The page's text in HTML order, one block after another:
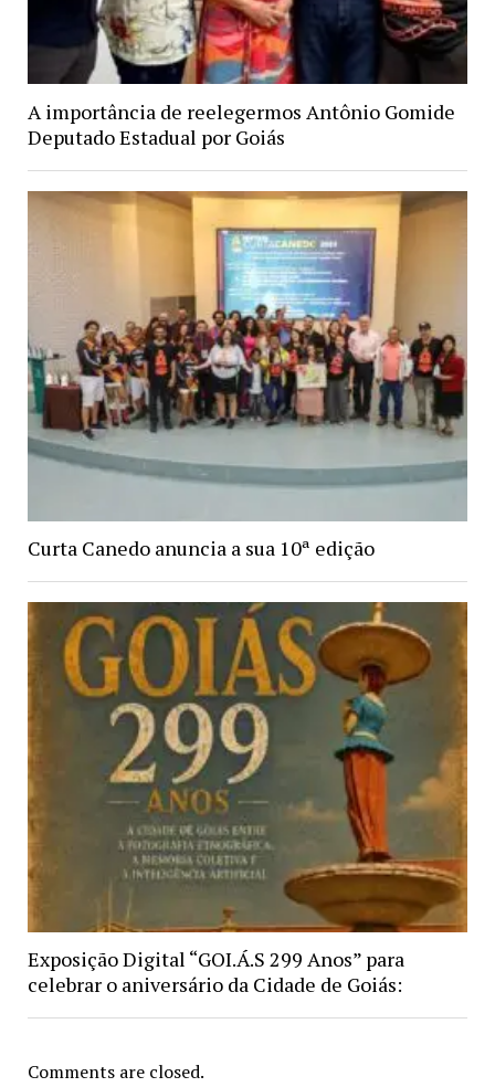
A importância de reelegermos Antônio Gomide
Deputado Estadual por Goiás
Curta Canedo anuncia a sua 10ª edição
Exposição Digital “GOI.Á.S 299 Anos” para
celebrar o aniversário da Cidade de Goiás:
Comments are closed.